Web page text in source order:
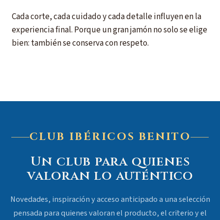
Cada corte, cada cuidado y cada detalle influyen en la
experiencia final. Porque un gran jamón no solo se elige
bien: también se conserva con respeto.
CLUB IBÉRICOS BENITO
Un club para quienes
valoran lo auténtico
Novedades, inspiración y acceso anticipado a una selección
pensada para quienes valoran el producto, el criterio y el